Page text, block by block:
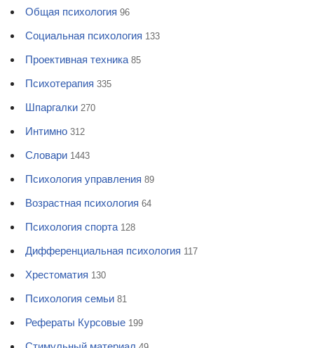
Общая психология 96
Социальная психология 133
Проективная техника 85
Психотерапия 335
Шпаргалки 270
Интимно 312
Словари 1443
Психология управления 89
Возрастная психология 64
Психология спорта 128
Дифференциальная психология 117
Хрестоматия 130
Психология семьи 81
Рефераты Курсовые 199